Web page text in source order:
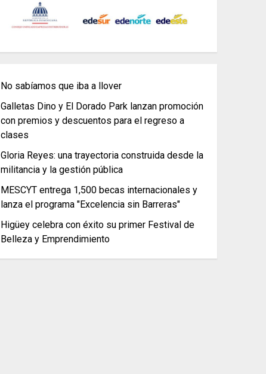
No sabíamos que iba a llover
Galletas Dino y El Dorado Park lanzan promoción
con premios y descuentos para el regreso a
clases
Gloria Reyes: una trayectoria construida desde la
militancia y la gestión pública
MESCYT entrega 1,500 becas internacionales y
lanza el programa "Excelencia sin Barreras"
Higüey celebra con éxito su primer Festival de
Belleza y Emprendimiento